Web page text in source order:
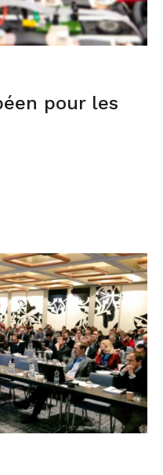
pour les